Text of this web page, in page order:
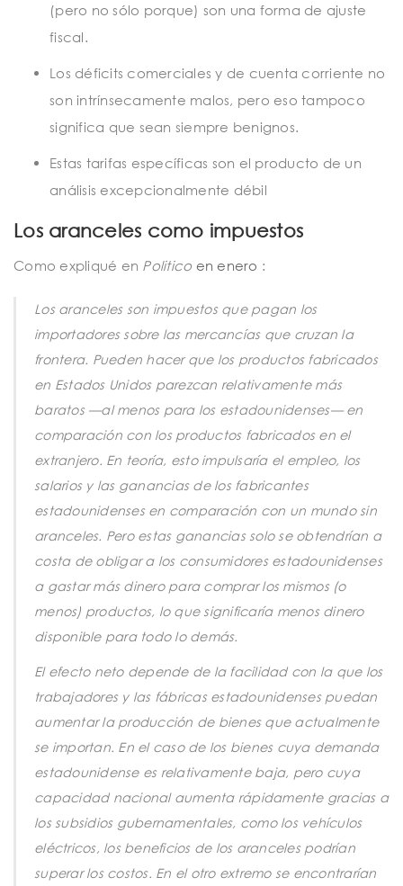
(pero no sólo porque) son una forma de ajuste
fiscal.
Los déficits comerciales y de cuenta corriente no
son intrínsecamente malos, pero eso tampoco
significa que sean siempre benignos.
Estas tarifas específicas son el producto de un
análisis excepcionalmente débil
Los aranceles como impuestos
Como expliqué en Politico en enero :
Los aranceles son impuestos que pagan los
importadores sobre las mercancías que cruzan la
frontera. Pueden hacer que los productos fabricados
en Estados Unidos parezcan relativamente más
baratos —al menos para los estadounidenses— en
comparación con los productos fabricados en el
extranjero. En teoría, esto impulsaría el empleo, los
salarios y las ganancias de los fabricantes
estadounidenses en comparación con un mundo sin
aranceles. Pero estas ganancias solo se obtendrían a
costa de obligar a los consumidores estadounidenses
a gastar más dinero para comprar los mismos (o
menos) productos, lo que significaría menos dinero
disponible para todo lo demás.
El efecto neto depende de la facilidad con la que los
trabajadores y las fábricas estadounidenses puedan
aumentar la producción de bienes que actualmente
se importan. En el caso de los bienes cuya demanda
estadounidense es relativamente baja, pero cuya
capacidad nacional aumenta rápidamente gracias a
los subsidios gubernamentales, como los vehículos
eléctricos, los beneficios de los aranceles podrían
superar los costos. En el otro extremo se encontrarían